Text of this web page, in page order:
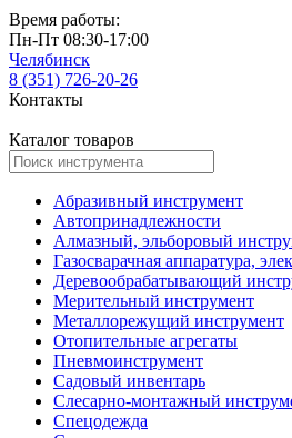
Время работы:
Пн-Пт 08:30-17:00
Челябинск
8 (351) 726-20-26
Контакты
Каталог товаров
Абразивный инструмент
Автопринадлежности
Алмазный, эльборовый
Газосварачная аппаратура,
Деревообрабатывающий
Мерительный инструмент
Металлорежущий инструмент
Отопительные агрегаты
Пневмоинструмент
Садовый инвентарь
Слесарно-монтажный
Спецодежда